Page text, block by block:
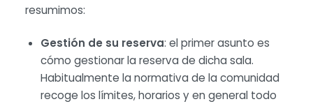
resumimos:
Gestión de su reserva: el primer asunto es
cómo gestionar la reserva de dicha sala.
Habitualmente la normativa de la comunidad
recoge los límites, horarios y en general todo